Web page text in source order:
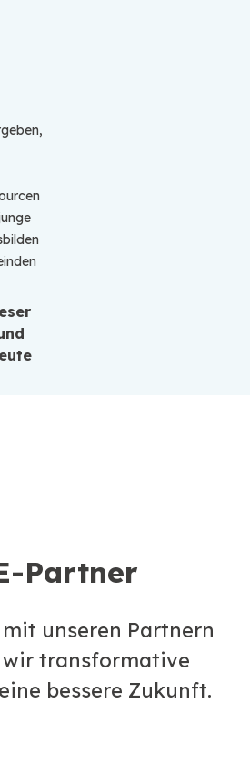
Partner
unseren Partnern
transformative
bessere Zukunft.